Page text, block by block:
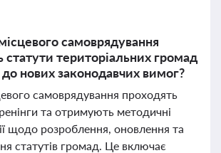
самоврядування
територіальних громад
до нових законодавчих вимог?
самоврядування проходять
та отримують методичні
щодо розроблення, оновлення та
статутів громад. Це включає